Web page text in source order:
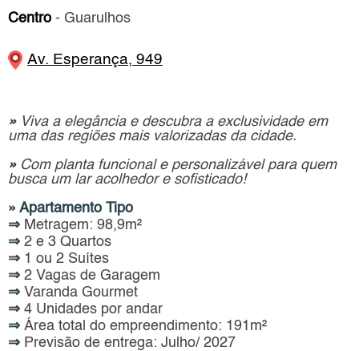
Centro - Guarulhos
Av. Esperança, 949
» Viva a elegância e descubra a exclusividade em
uma das regiões mais valorizadas da cidade.
» Com planta funcional e personalizável para quem
busca um lar acolhedor e sofisticado!
» Apartamento Tipo
⇒ Metragem: 98,9m²
⇒ 2 e 3 Quartos
⇒ 1 ou 2 Suítes
⇒ 2 Vagas de Garagem
⇒ Varanda Gourmet
⇒ 4 Unidades por andar
⇒ Área total do empreendimento: 191m²
⇒ Previsão de entrega: Julho/ 2027